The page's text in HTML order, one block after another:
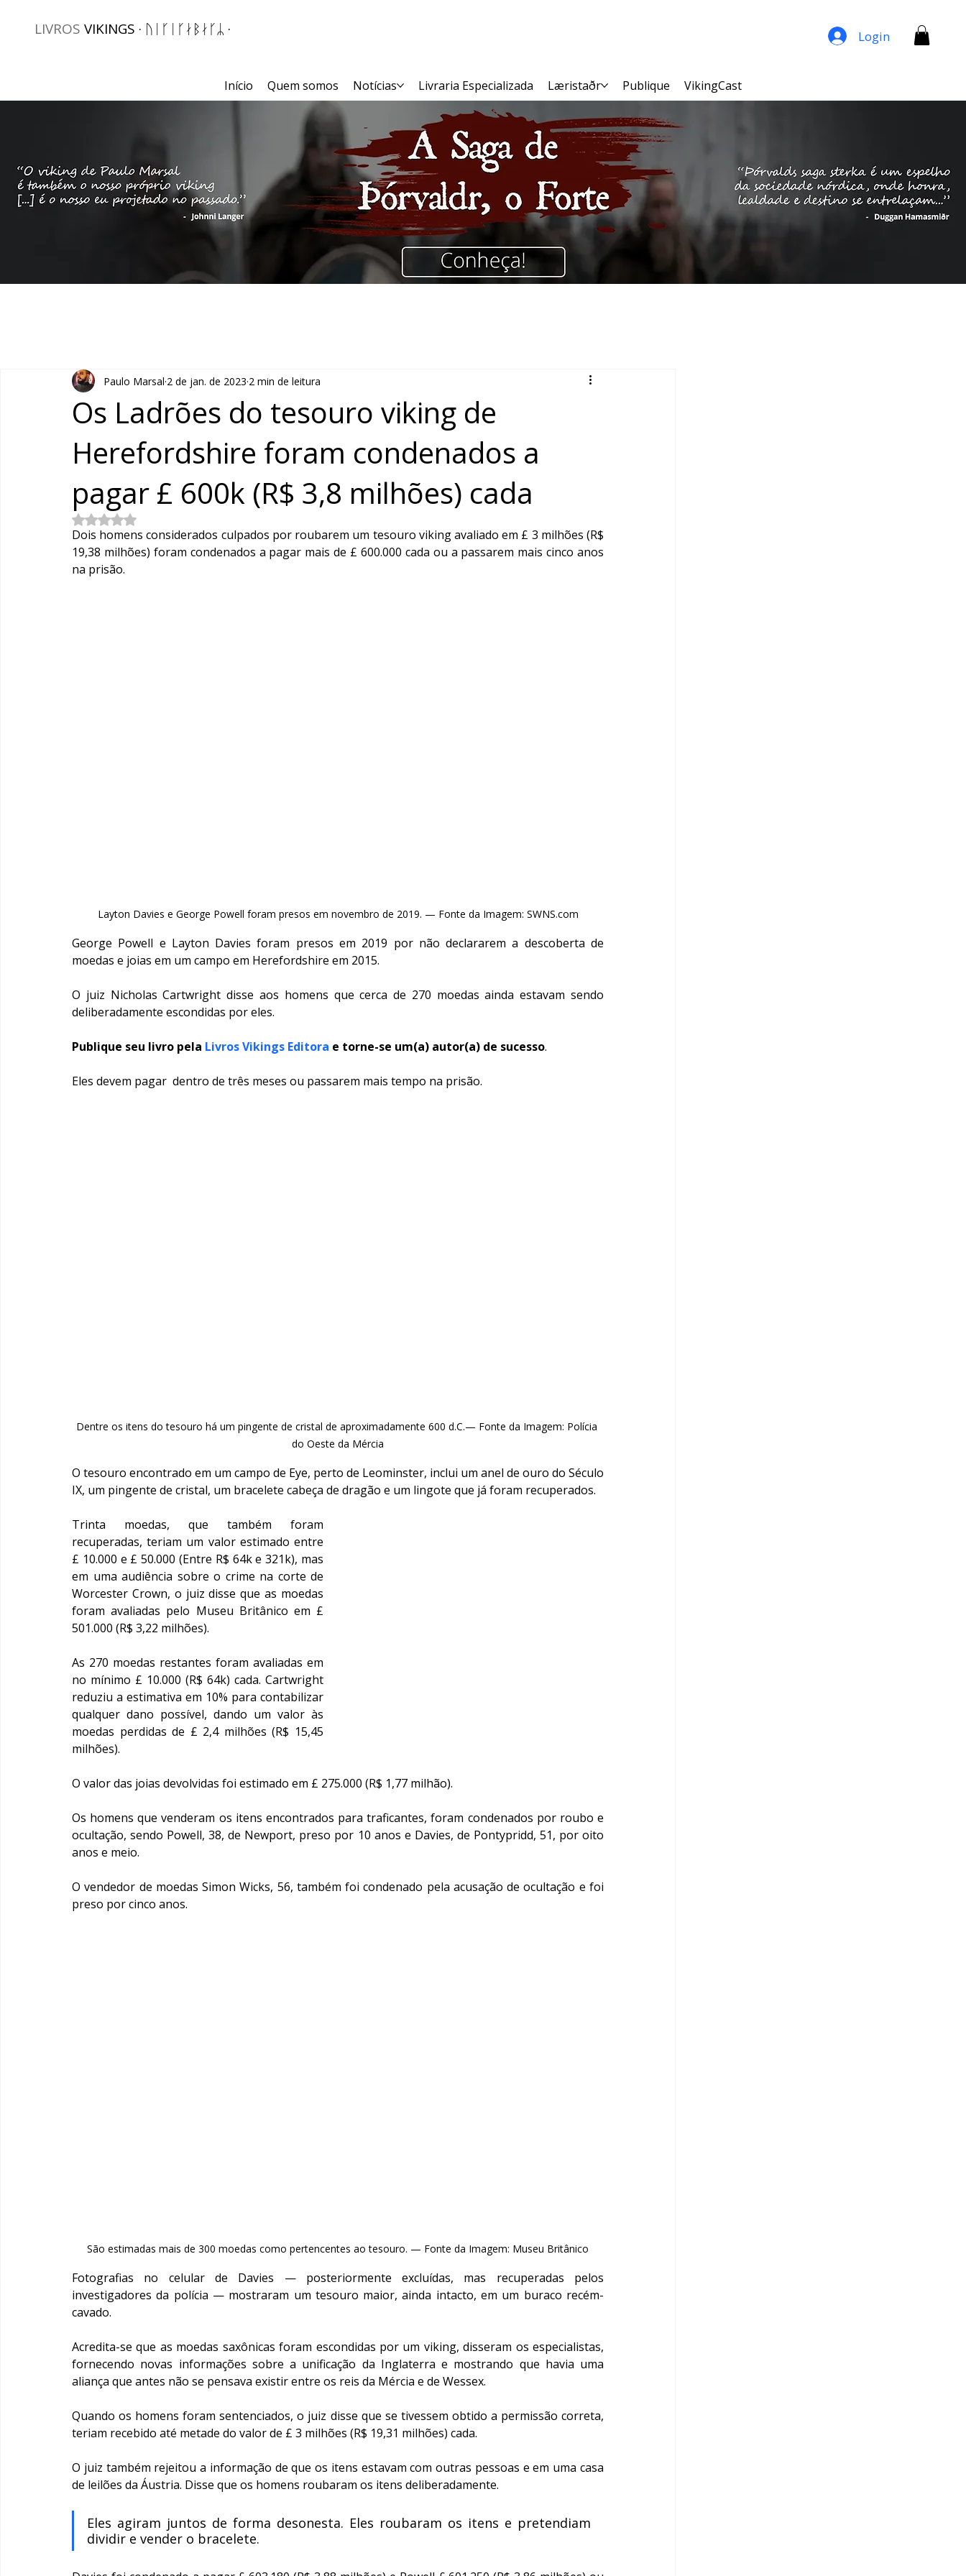
Início Quem somos Notícias Livraria Especializada Læristaðr Publique VikingCast
LIVROS VIKINGS · ᚢᛁᚴᛁᚴᛅᛒᛅᚴᛦ · Login
Os Ladrões do tesouro viking de
Herefordshire foram condenados a
pagar £ 600k (R$ 3,8 milhões) cada
Paulo Marsal 2 de jan. de 2023 2 min de leitura
Avaliado com NaN de 5 estrelas.
Dois homens considerados culpados por roubarem um tesouro viking avaliado em £ 3 milhões (R$
19,38 milhões) foram condenados a pagar mais de £ 600.000 cada ou a passarem mais cinco anos
na prisão.
Layton Davies e George Powell foram presos em novembro de 2019. — Fonte da Imagem: SWNS.com
George Powell e Layton Davies foram presos em 2019 por não declararem a descoberta de
moedas e joias em um campo em Herefordshire em 2015.
O juiz Nicholas Cartwright disse aos homens que cerca de 270 moedas ainda estavam sendo
deliberadamente escondidas por eles.
Publique seu livro pela Livros Vikings Editora e torne-se um(a) autor(a) de sucesso.
Eles devem pagar  dentro de três meses ou passarem mais tempo na prisão.
Dentre os itens do tesouro há um pingente de cristal de aproximadamente 600 d.C.— Fonte da Imagem: Polícia
do Oeste da Mércia
O tesouro encontrado em um campo de Eye, perto de Leominster, inclui um anel de ouro do Século
IX, um pingente de cristal, um bracelete cabeça de dragão e um lingote que já foram recuperados.
Trinta moedas, que também foram
recuperadas, teriam um valor estimado entre
£ 10.000 e £ 50.000 (Entre R$ 64k e 321k), mas
em uma audiência sobre o crime na corte de
Worcester Crown, o juiz disse que as moedas
foram avaliadas pelo Museu Britânico em £
501.000 (R$ 3,22 milhões).
As 270 moedas restantes foram avaliadas em
no mínimo £ 10.000 (R$ 64k) cada. Cartwright
reduziu a estimativa em 10% para contabilizar
qualquer dano possível, dando um valor às
moedas perdidas de £ 2,4 milhões (R$ 15,45
milhões).
O valor das joias devolvidas foi estimado em £ 275.000 (R$ 1,77 milhão).
Os homens que venderam os itens encontrados para traficantes, foram condenados por roubo e
ocultação, sendo Powell, 38, de Newport, preso por 10 anos e Davies, de Pontypridd, 51, por oito
anos e meio.
O vendedor de moedas Simon Wicks, 56, também foi condenado pela acusação de ocultação e foi
preso por cinco anos.
São estimadas mais de 300 moedas como pertencentes ao tesouro. — Fonte da Imagem: Museu Britânico
Fotografias no celular de Davies — posteriormente excluídas, mas recuperadas pelos
investigadores da polícia — mostraram um tesouro maior, ainda intacto, em um buraco recém-
cavado.
Acredita-se que as moedas saxônicas foram escondidas por um viking, disseram os especialistas,
fornecendo novas informações sobre a unificação da Inglaterra e mostrando que havia uma
aliança que antes não se pensava existir entre os reis da Mércia e de Wessex.
Quando os homens foram sentenciados, o juiz disse que se tivessem obtido a permissão correta,
teriam recebido até metade do valor de £ 3 milhões (R$ 19,31 milhões) cada.
O juiz também rejeitou a informação de que os itens estavam com outras pessoas e em uma casa
de leilões da Áustria. Disse que os homens roubaram os itens deliberadamente.
Eles agiram juntos de forma desonesta. Eles roubaram os itens e pretendiam
dividir e vender o bracelete.